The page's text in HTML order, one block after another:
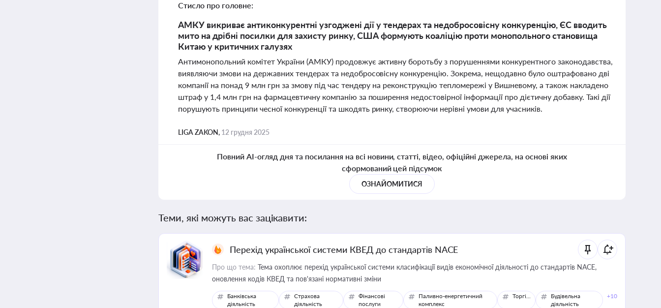
Стисло про головне:
АМКУ викриває антиконкурентні узгоджені дії у тендерах та недобросовісну конкуренцію, ЄС вводить
мито на дрібні посилки для захисту ринку, США формують коаліцію проти монопольного становища
Китаю у критичних галузях
Антимонопольний комітет України (АМКУ) продовжує активну боротьбу з порушеннями конкурентного законодавства,
виявляючи змови на державних тендерах та недобросовісну конкуренцію. Зокрема, нещодавно було оштрафовано дві
компанії на понад 9 млн грн за змову під час тендеру на реконструкцію тепломережі у Вишневому, а також накладено
штраф у 1,4 млн грн на фармацевтичну компанію за поширення недостовірної інформації про дієтичну добавку. Такі дії
порушують принципи чесної конкуренції та шкодять ринку, створюючи нерівні умови для учасників.
LIGA ZAKON, 12 грудня 2025
Повний AI-огляд дня та посилання на всі новини, статті, відео, офіційні джерела, на основі яких
сформований цей підсумок
ОЗНАЙОМИТИСЯ
Теми, які можуть вас зацікавити:
Перехід української системи КВЕД до стандартів NACE
Про що тема: Тема охоплює перехід української системи класифікації видів економічної діяльності до стандартів NACE,
оновлення кодів КВЕД та пов'язані нормативні зміни
Банківська
діяльність
Страхова
діяльність
Фінансові
послуги
Паливно-енергетичний
комплекс
Торгівля
Будівельна
діяльність
+10